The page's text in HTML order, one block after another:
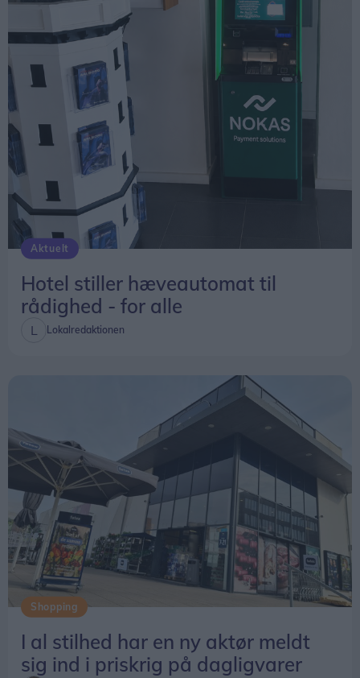
Aktuelt
Hotel stiller hæveautomat til
rådighed - for alle
Lokalredaktionen
Shopping
I al stilhed har en ny aktør meldt
sig ind i priskrig på dagligvarer